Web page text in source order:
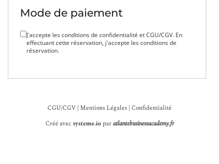
Mode de paiement
J'accepte les conditions de confidentialité et CGU/CGV. En
effectuant cette réservation, j'accepte les conditions de
réservation.
CGU/CGV | Mentions Légales | Confidentialité
Créé avec systeme.io paratlantebusinessacademy.fr